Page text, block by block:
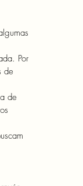
Por
de
de